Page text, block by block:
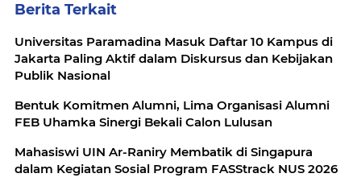
Berita Terkait
Universitas Paramadina Masuk Daftar 10 Kampus di
Jakarta Paling Aktif dalam Diskursus dan Kebijakan
Publik Nasional
Bentuk Komitmen Alumni, Lima Organisasi Alumni
FEB Uhamka Sinergi Bekali Calon Lulusan
Mahasiswi UIN Ar-Raniry Membatik di Singapura
dalam Kegiatan Sosial Program FASStrack NUS 2026